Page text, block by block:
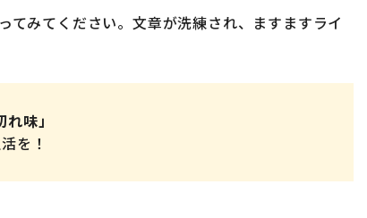
てみてください。文章が洗練され、ますますライ
味」
を！